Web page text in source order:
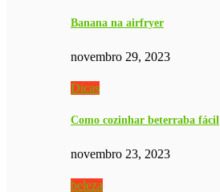
Banana na airfryer
novembro 29, 2023
Dicas
Como cozinhar beterraba fácil
novembro 23, 2023
beleza